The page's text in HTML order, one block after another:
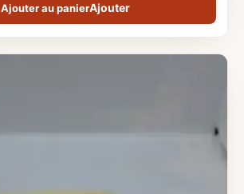
Ajouter au panier